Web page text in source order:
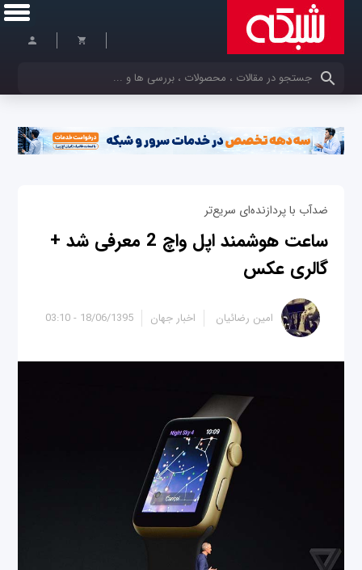
کلمات کلیدی خود را وارد کنید
ضدآب با پردازنده‌ای سریع‌تر
ساعت هوشمند اپل واچ 2 معرفی شد +
گالری عکس
18/06/1395 - 03:10 امین رضائیان اخبار جهان